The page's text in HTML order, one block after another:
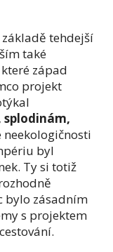
tehdejší
také
západ
projekt
neekologičnosti
byl
Ty si totiž
bylo zásadním
s projektem